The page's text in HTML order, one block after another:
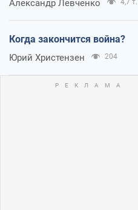
Александр Левченко 4,7 т.
Когда закончится война?
Юрий Христензен 204